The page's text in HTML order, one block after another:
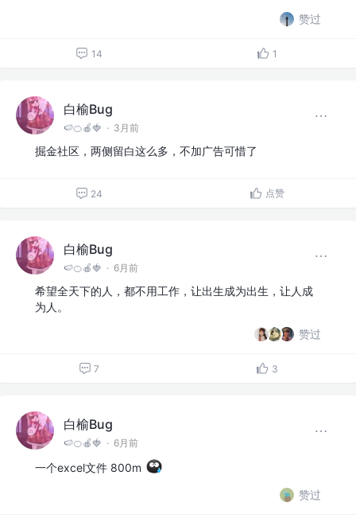
赞过
14 1
白榆Bug
🍉🍊🍎🍓 · 3月前
掘金社区，两侧留白这么多，不加广告可惜了
24 点赞
白榆Bug
🍉🍊🍎🍓 · 6月前
希望全天下的人，都不用工作，让出生成为出生，让人成
为人。
赞过
7 3
白榆Bug
🍉🍊🍎🍓 · 6月前
一个excel文件 800m
赞过